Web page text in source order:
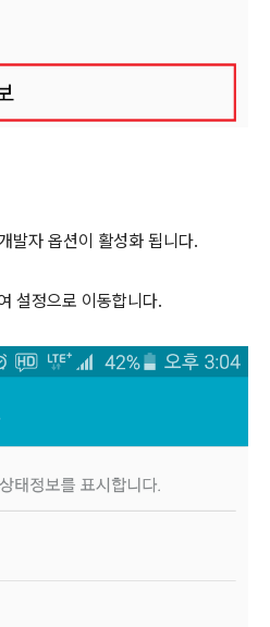
발자 옵션이 활성화 됩니다.
설정으로 이동합니다.